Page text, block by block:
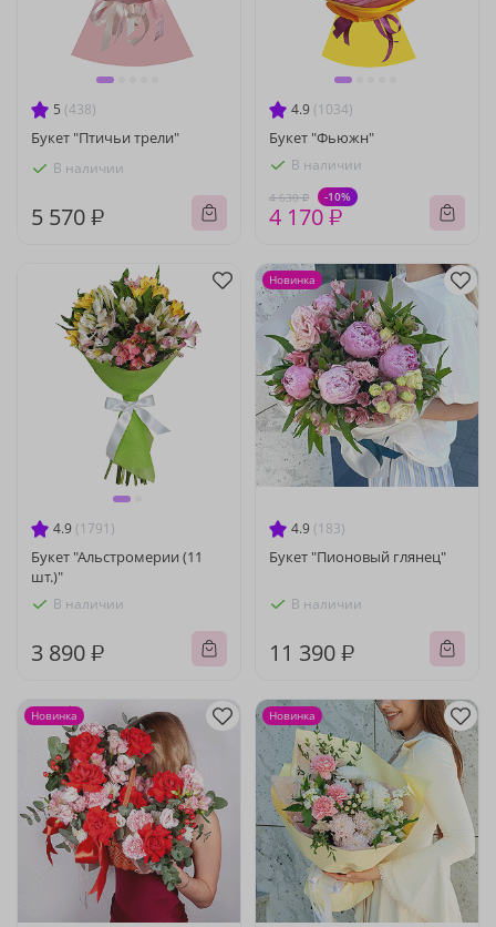
5 (438)
Букет "Птичьи трели"
В наличии
5 570 ₽
4.9 (1034)
Букет "Фьюжн"
В наличии
4 630 ₽ -10%
4 170 ₽
4.9 (1791)
Букет "Альстромерии (11
шт.)"
В наличии
3 890 ₽
4.9 (183)
Букет "Пионовый глянец"
В наличии
11 390 ₽
Новинка
Новинка Новинка